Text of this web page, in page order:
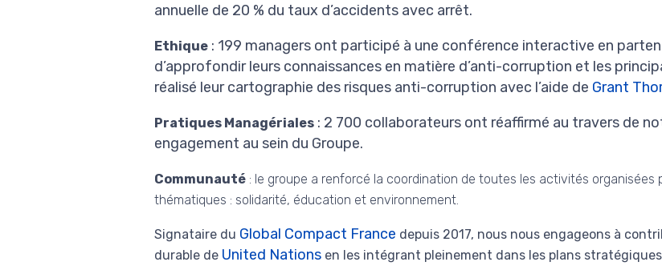
annuelle de 20 % du taux d’accidents avec arrêt.
Ethique : 199 managers ont participé à une conférence interactive en
d’approfondir leurs connaissances en matière d’anti-corruption et les
réalisé leur cartographie des risques anti-corruption avec l’aide de Grant
Pratiques Managériales : 2 700 collaborateurs ont réaffirmé au travers de
engagement au sein du Groupe.
Communauté : le groupe a renforcé la coordination de toutes les activités organisées
thématiques : solidarité, éducation et environnement.
Signataire du Global Compact France depuis 2017, nous nous engageons à
durable de United Nations en les intégrant pleinement dans les plans